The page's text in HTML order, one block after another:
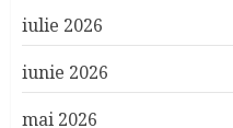
iulie 2026
iunie 2026
mai 2026